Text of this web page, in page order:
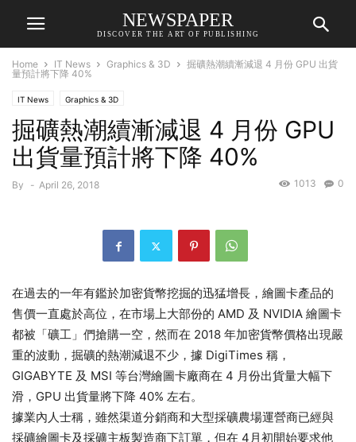
NEWSPAPER
DISCOVER THE ART OF PUBLISHING
Home IT News Graphics & 3D
掘礦熱潮續漸減退 4 月份 GPU 出貨
量預計將下降 40%
IT News Graphics & 3D
掘礦熱潮續漸減退 4 月份 GPU
出貨量預計將下降 40%
By - April 26, 2018 0
1013
在過去的一年有鑑於加密貨幣挖掘的迅猛增長，繪圖卡產品的
售價一直處於高位，在市場上大部份的 AMD 及 NVIDIA 繪圖卡
都被「礦工」們搶購一空，然而在 2018 年加密貨幣價格出現嚴
重的波動，掘礦的熱潮減退不少，據 DigiTimes 稱，
GIGABYTE 及 MSI 等台灣繪圖卡廠商在 4 月份出貨量大幅下
滑，GPU 出貨量將下降 40% 左右。
據業內人士稱，雖然渠道分銷商和大型採礦農場運營商已經與
採礦繪圖卡及採礦主板製造商下訂單，但在 4月初開始要求他